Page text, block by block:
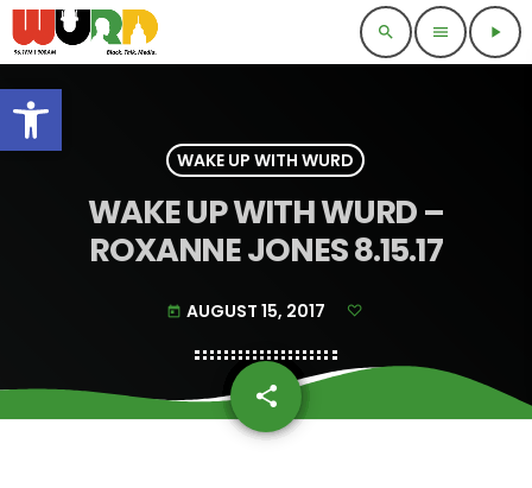
Open toolbar
search menu play_arrow
WAKE UP WITH WURD
WAKE UP WITH WURD –
ROXANNE JONES 8.15.17
today AUGUST 15, 2017
share
email